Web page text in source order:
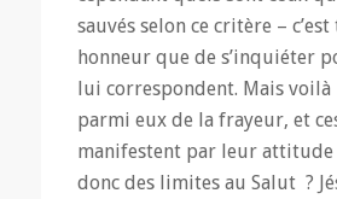
sauvés selon ce critère –
honneur que de s’inquiéter
lui correspondent. Mais voilà
parmi eux de la frayeur, et
manifestent par leur
donc des limites au Salut ?